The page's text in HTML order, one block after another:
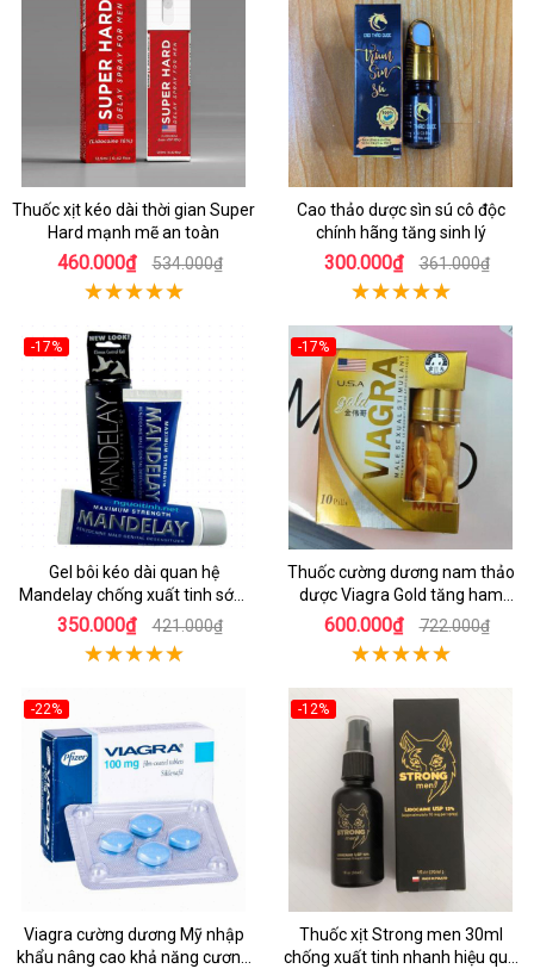
Thuốc xịt kéo dài thời gian Super
Hard mạnh mẽ an toàn
460.000₫ 534.000₫
Cao thảo dược sìn sú cô độc
chính hãng tăng sinh lý
300.000₫ 361.000₫
-17%
Gel bôi kéo dài quan hệ
Mandelay chống xuất tinh sớm
hiệu quả
350.000₫ 421.000₫
-17%
Thuốc cường dương nam thảo
dược Viagra Gold tăng ham
muốn
600.000₫ 722.000₫
-22%
Viagra cường dương Mỹ nhập
khẩu nâng cao khả năng cương
-12%
Thuốc xịt Strong men 30ml
chống xuất tinh nhanh hiệu quả